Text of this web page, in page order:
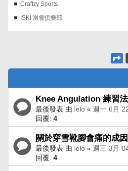
Knee Angulation 練習法
最後發表 由 lelo « 週一 6月
回覆: 4
關於穿雪靴腳會痛的成
最後發表 由 lelo « 週三 3月
回覆: 4
Craftzy Sports
ISKI 滑雪俱樂部